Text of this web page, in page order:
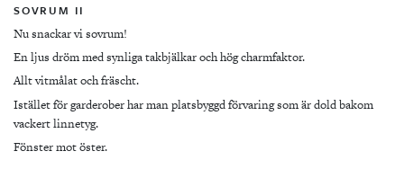
SOVRUM II
Nu snackar vi sovrum!
En ljus dröm med synliga takbjälkar och hög charmfaktor.
Allt vitmålat och fräscht.
Istället för garderober har man platsbyggd förvaring som är dold bakom
vackert linnetyg.
Fönster mot öster.